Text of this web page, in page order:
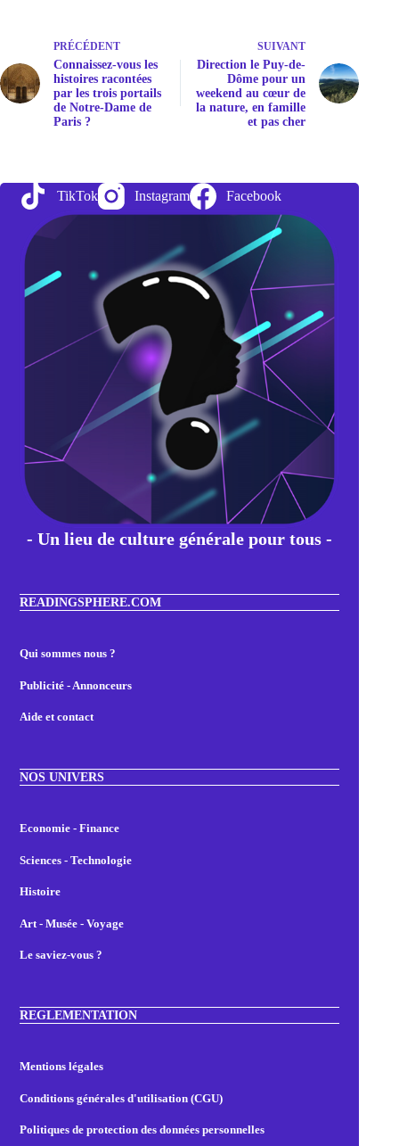
PRÉCÉDENT
Connaissez-vous les
histoires racontées
par les trois portails
de Notre-Dame de
Paris ?
SUIVANT
Direction le Puy-de-
Dôme pour un
weekend au cœur de
la nature, en famille
et pas cher
TikTok Instagram Facebook
- Un lieu de culture générale pour tous -
READINGSPHERE.COM
Qui sommes nous ?
Publicité - Annonceurs
Aide et contact
NOS UNIVERS
Economie - Finance
Sciences - Technologie
Histoire
Art - Musée - Voyage
Le saviez-vous ?
REGLEMENTATION
Mentions légales
Conditions générales d'utilisation (CGU)
Politiques de protection des données personnelles